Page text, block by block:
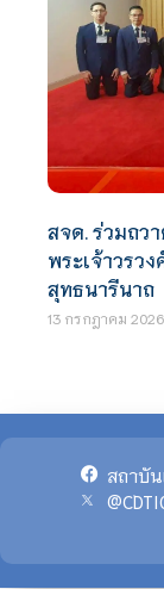
สจด. ร่วมถว
พระเจ้าวรว
สุทธนารีนาถ
13 กรกฎาคม 2026
สถาบั